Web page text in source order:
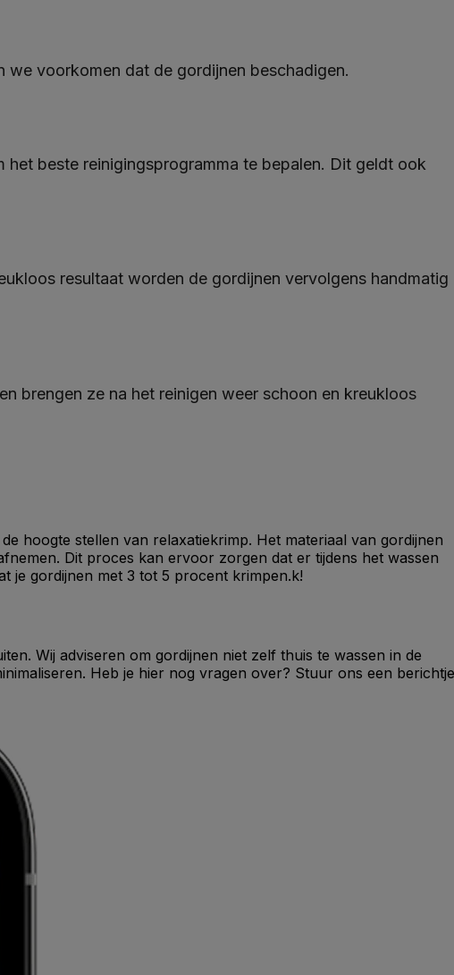
we voorkomen dat de gordijnen beschadigen.
beste reinigingsprogramma te bepalen. Dit geldt ook
resultaat worden de gordijnen vervolgens handmatig
brengen ze na het reinigen weer schoon en kreukloos
hoogte stellen van relaxatiekrimp. Het materiaal van gordijnen
Dit proces kan ervoor zorgen dat er tijdens het wassen
je gordijnen met 3 tot 5 procent krimpen.k!
Wij adviseren om gordijnen niet zelf thuis te wassen in de
Heb je hier nog vragen over? Stuur ons een berichtje